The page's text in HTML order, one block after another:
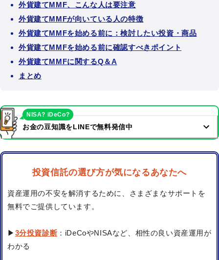
外貨建てMMF、こんな人は要注意
外貨建てMMFが向いている人の特徴
外貨建てMMFを始める前に：検討したい投資・商品
外貨建てMMFを始める前に確認すべきポイント
外貨建てMMFに関するQ＆A
まとめ
お金の豆知識をLINEで無料発信中
NISA? iDeCo?
投資信託の選び方が気になるあなたへ
資産運用の不安を解消するために、さまざまなサポートを
無料でご提供しています。
▶ 3分投資診断：iDeCoやNISAなど、相性の良い資産運用が
わかる